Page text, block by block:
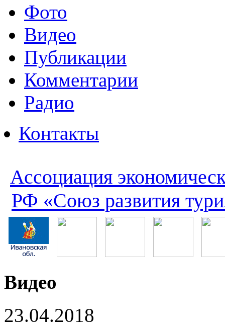
Фото
Видео
Публикации
Комментарии
Радио
Контакты
Ассоциация
РФ «Союз развития
Видео
23.04.2018